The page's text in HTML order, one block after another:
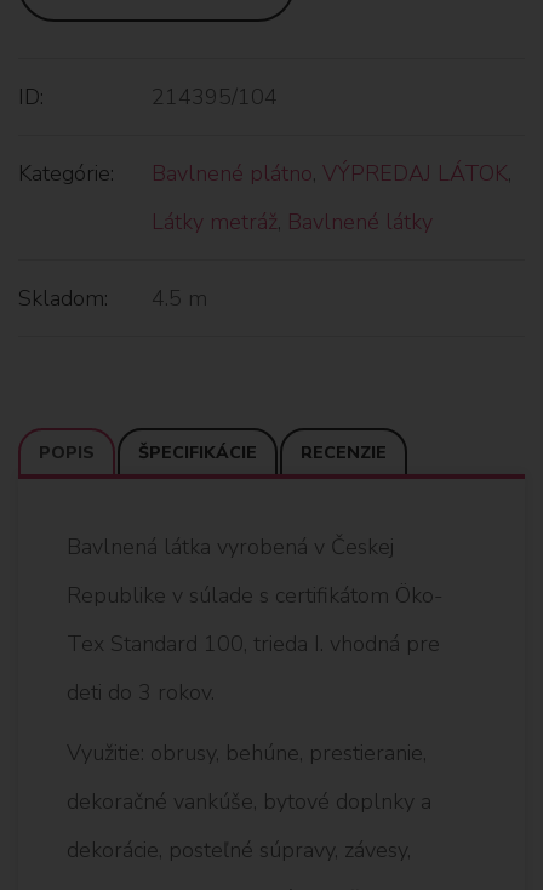
ID: 214395/104
Kategórie: Bavlnené plátno, VÝPREDAJ LÁTOK,
Látky metráž, Bavlnené látky
Skladom: 4.5 m
POPIS ŠPECIFIKÁCIE RECENZIE
Bavlnená látka vyrobená v Českej
Republike v súlade s certifikátom Öko-
Tex Standard 100, trieda I. vhodná pre
deti do 3 rokov.
Využitie: obrusy, behúne, prestieranie,
dekoračné vankúše, bytové doplnky a
dekorácie, posteľné súpravy, závesy,